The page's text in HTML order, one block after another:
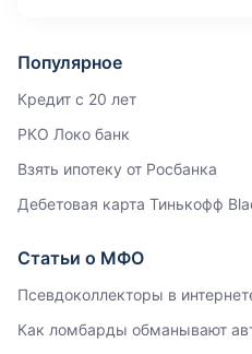
Популярное
Кредит с 20 лет
РКО Локо банк
Взять ипотеку от Росбанка
Дебетовая карта Тинькофф
Статьи о МФО
Псевдоколлекторы в
Как ломбарды обманывают